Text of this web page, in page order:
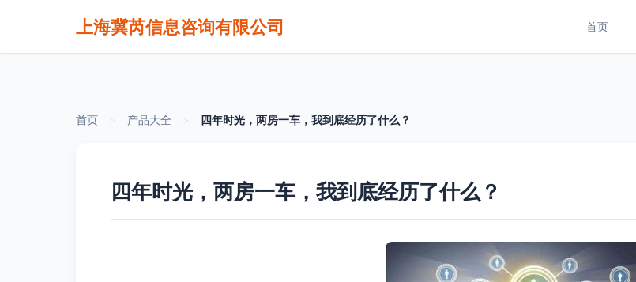
上海冀芮信息咨询有限公司 首页
首页 产品大全 四年时光，两房一车，我到底经历了什么？
四年时光，两房一车，我到底经历了什么？